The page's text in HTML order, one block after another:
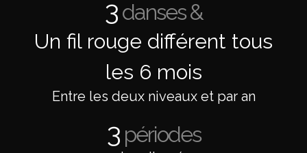
3danses &
Un fil rouge différent tous
les 6 mois
Entre les deux niveaux et par an
3périodes